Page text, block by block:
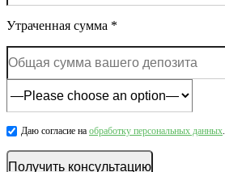
Утраченная сумма *
Даю согласие на обработку персональных данных.